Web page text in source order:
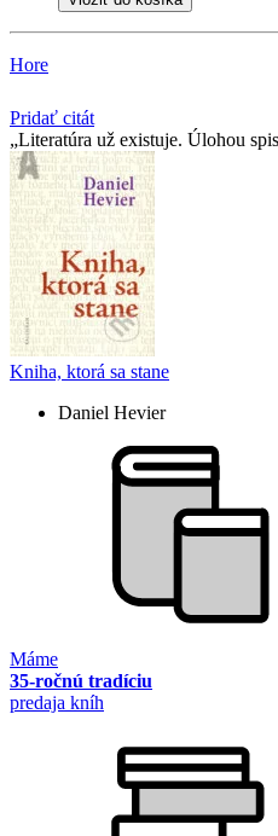
Hore
Pridať citát
Literatúra už existuje. Úlohou
Kniha, ktorá sa stane
Daniel Hevier
Máme
35-ročnú tradíciu
predaja kníh